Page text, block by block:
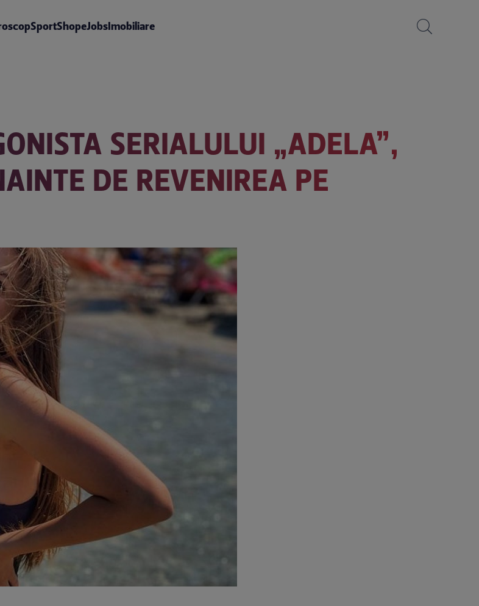
SportShopeJobsImobiliare
SERIALULUI „ADELA”,
DE REVENIREA PE